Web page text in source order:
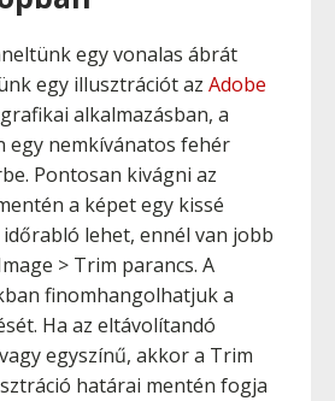
egy vonalas ábrát
egy illusztrációt az Adobe
grafikai alkalmazásban, a
egy nemkívánatos fehér
Pontosan kivágni az
a képet egy kissé
lehet, ennél van jobb
> Trim parancs. A
finomhangolhatjuk a
Ha az eltávolítandó
egyszínű, akkor a Trim
határai mentén fogja